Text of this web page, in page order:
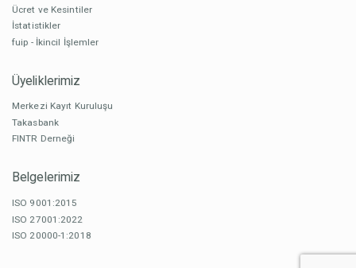
Ücret ve Kesintiler
İstatistikler
fuip - İkincil İşlemler
Üyeliklerimiz
Merkezi Kayıt Kuruluşu
Takasbank
FINTR Derneği
Belgelerimiz
ISO 9001:2015
ISO 27001:2022
ISO 20000-1:2018